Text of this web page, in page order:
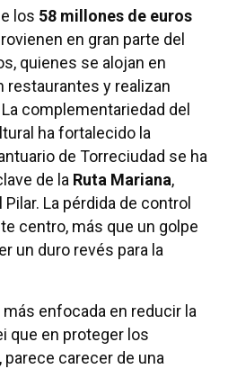
los 58 millones de euros
en gran parte del
quienes se alojan en
restaurantes y realizan
complementariedad del
ha fortalecido la
de Torreciudad se ha
de la Ruta Mariana,
La pérdida de control
centro, más que un golpe
un duro revés para la
enfocada en reducir la
que en proteger los
carecer de una